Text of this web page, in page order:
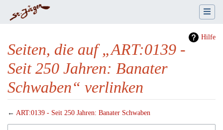
Hilfe
Seiten, die auf „ART:0139 -
Seit 250 Jahren: Banater
Schwaben“ verlinken
← ART:0139 - Seit 250 Jahren: Banater Schwaben
Wechseln zu:Navigation,Suche